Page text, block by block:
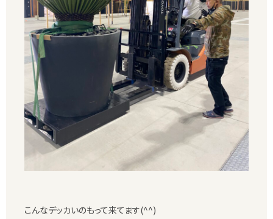
こんなデッカいのもって来てます(^^)